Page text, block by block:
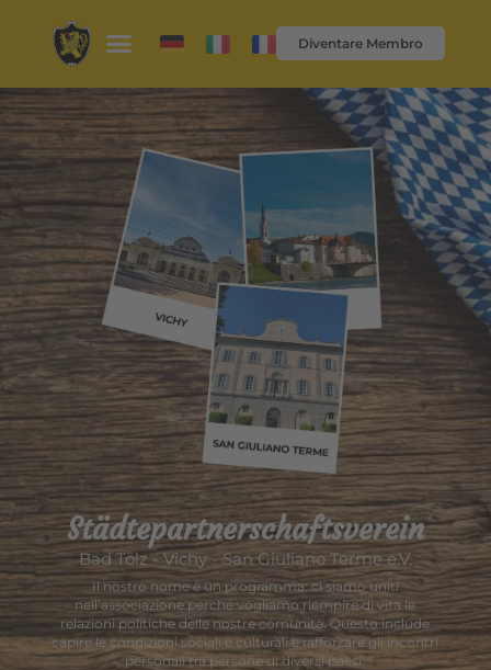
Diventare Membro
Städtepartnerschaftsverein
Bad Tölz - Vichy - San Giuliano Terme e.V.
Il nostro nome è un programma: ci siamo uniti
nell’associazione perché vogliamo riempire di vita le
relazioni politiche delle nostre comunità. Questo include
capire le condizioni sociali e culturali e rafforzare gli incontri
personali tra persone di diversi paesi.